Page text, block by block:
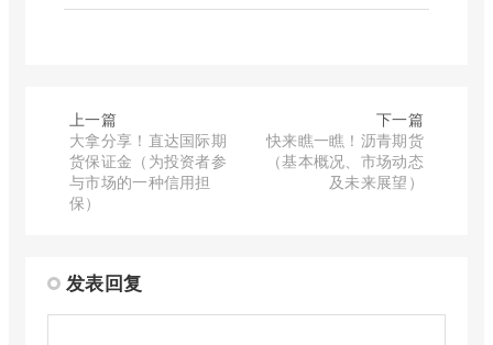
上一篇
大拿分享！直达国际期
货保证金（为投资者参
与市场的一种信用担
保）
下一篇
快来瞧一瞧！沥青期货
（基本概况、市场动态
及未来展望）
发表回复